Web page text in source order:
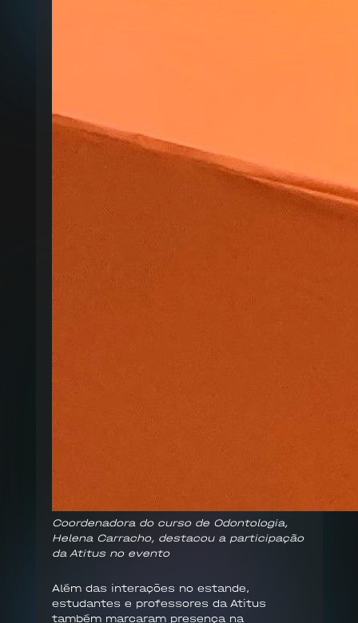
Coordenadora do curso de Odontologia,
Helena Carracho, destacou a participação
da Atitus no evento
Além das interações no estande,
estudantes e professores da Atitus
também marcaram presença na